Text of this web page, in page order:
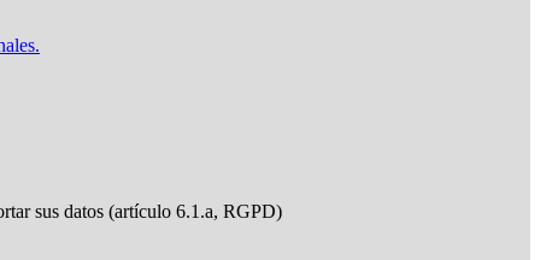
sus datos (artículo 6.1.a, RGPD)